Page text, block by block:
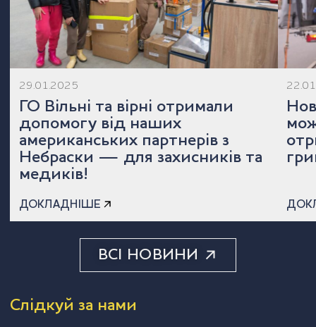
29.01.2025
ГО Вільні та вірні отримали
допомогу від наших
американських партнерів з
Небраски — для захисників та
медиків!
ДОКЛАДНІШЕ
ВСІ НОВИНИ
Слідкуй за нами